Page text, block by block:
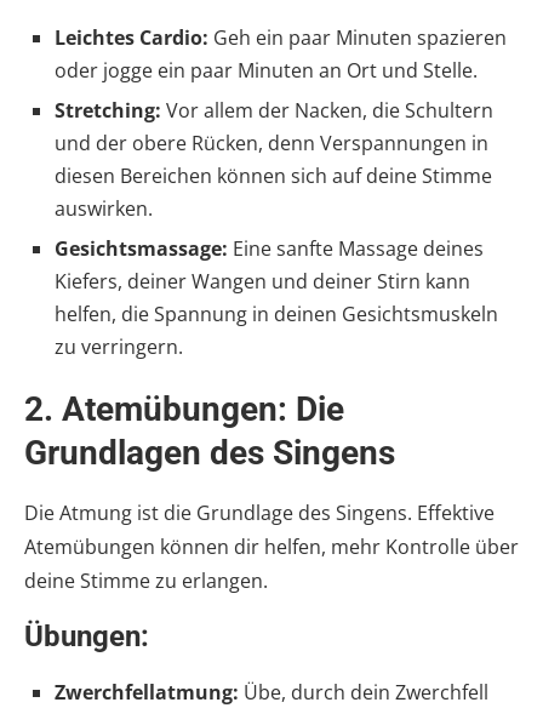
Leichtes Cardio: Geh ein paar Minuten spazieren
oder jogge ein paar Minuten an Ort und Stelle.
Stretching: Vor allem der Nacken, die Schultern
und der obere Rücken, denn Verspannungen in
diesen Bereichen können sich auf deine Stimme
auswirken.
Gesichtsmassage: Eine sanfte Massage deines
Kiefers, deiner Wangen und deiner Stirn kann
helfen, die Spannung in deinen Gesichtsmuskeln
zu verringern.
2. Atemübungen: Die
Grundlagen des Singens
Die Atmung ist die Grundlage des Singens. Effektive
Atemübungen können dir helfen, mehr Kontrolle über
deine Stimme zu erlangen.
Übungen:
Zwerchfellatmung: Übe, durch dein Zwerchfell